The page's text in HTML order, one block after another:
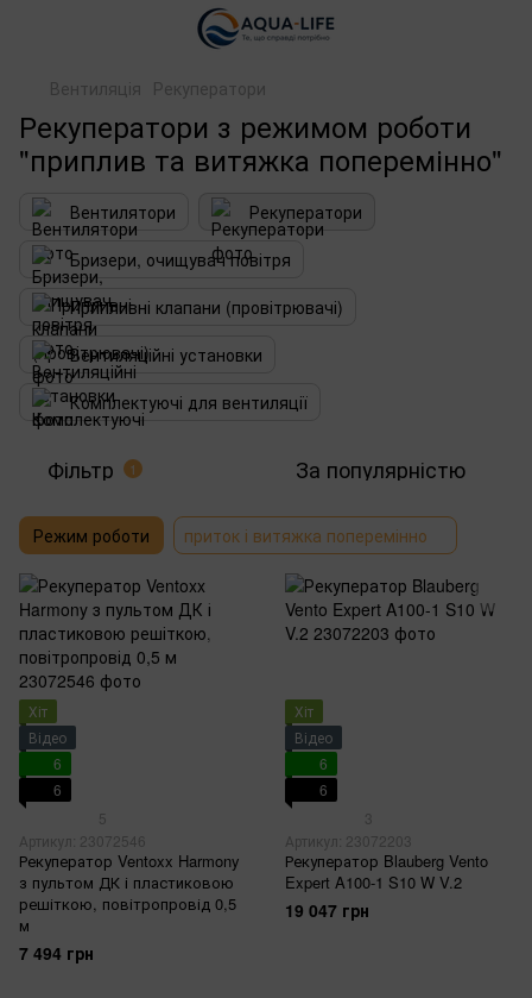
Вентиляція Рекуператори
Рекуператори з режимом роботи
"приплив та витяжка поперемінно"
Вентилятори
Рекуператори
Бризери, очищувач повітря
Припливні клапани (провітрювачі)
Вентиляційні установки
Комплектуючі для вентиляції
Фільтр 1 За популярністю
Режим роботи приток і витяжка поперемінно
Хіт
Відео
6
6
5
Артикул: 23072546
Рекуператор Ventoxx Harmony
з пультом ДК і пластиковою
решіткою, повітропровід 0,5
м
7 494 грн
Хіт
Відео
6
6
3
Артикул: 23072203
Рекуператор Blauberg Vento
Expert A100-1 S10 W V.2
19 047 грн